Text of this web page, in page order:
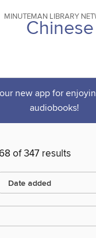
MINUTEMAN LIBRARY
Chinese
new app for
audiobooks!
of 347 results